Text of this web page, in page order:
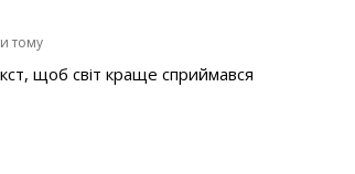
тому
щоб світ краще сприймався